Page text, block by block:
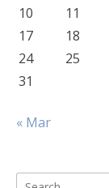
10
11
17
18
24
25
31
« Mar
Search